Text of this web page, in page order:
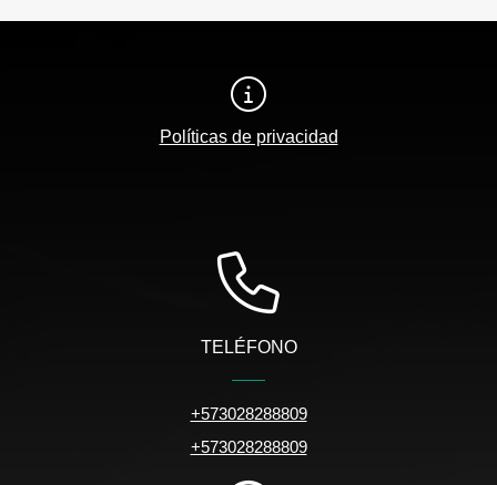
Políticas de privacidad
TELÉFONO
+573028288809
+573028288809